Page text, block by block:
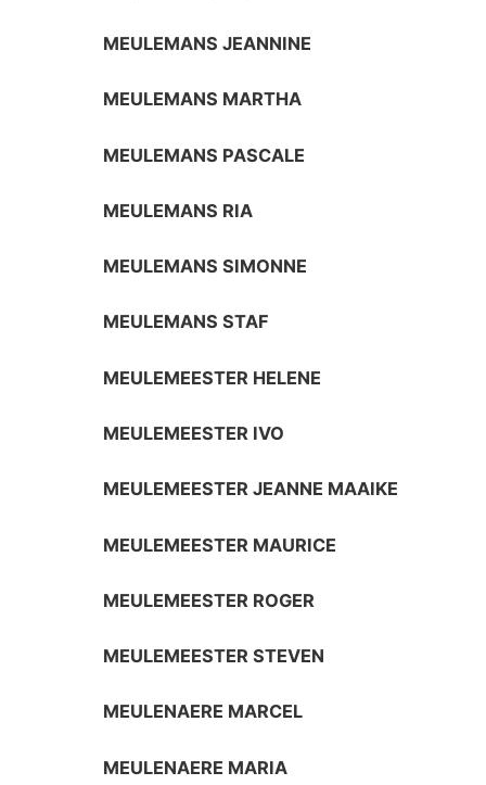
MEULEMANS JEANNINE
MEULEMANS MARTHA
MEULEMANS PASCALE
MEULEMANS RIA
MEULEMANS SIMONNE
MEULEMANS STAF
MEULEMEESTER HELENE
MEULEMEESTER IVO
MEULEMEESTER JEANNE MAAIKE
MEULEMEESTER MAURICE
MEULEMEESTER ROGER
MEULEMEESTER STEVEN
MEULENAERE MARCEL
MEULENAERE MARIA